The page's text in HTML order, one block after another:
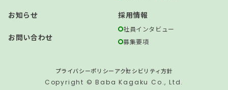
採用情報
社員インタビュー
募集要項
お知らせ
お問い合わせ
プライバシーポリシーアクセシビリティ方針
Copyright © Baba Kagaku Co., Ltd.